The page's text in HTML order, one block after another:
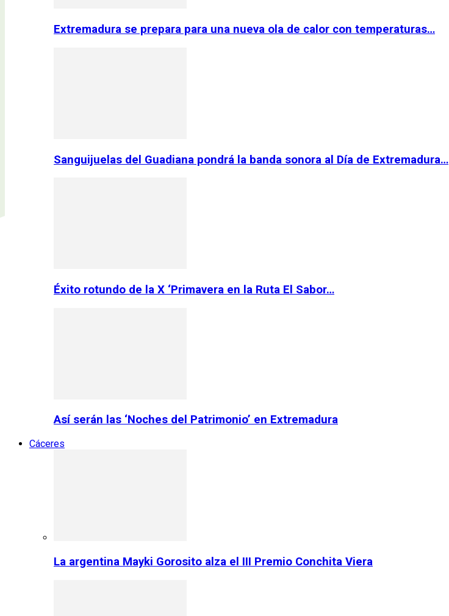
Extremadura se prepara para una nueva ola de calor con temperaturas…
Sanguijuelas del Guadiana pondrá la banda sonora al Día de Extremadura…
Éxito rotundo de la X ‘Primavera en la Ruta El Sabor…
Así serán las ‘Noches del Patrimonio’ en Extremadura
Cáceres
La argentina Mayki Gorosito alza el III Premio Conchita Viera